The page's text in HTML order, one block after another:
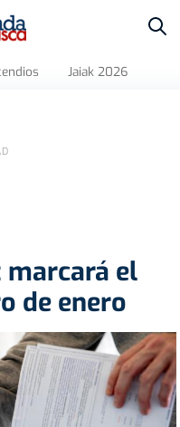
Jaiak 2026
marcará el
de enero